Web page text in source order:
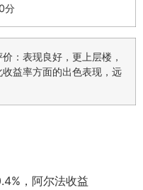
分
：表现良好，更上层楼，
益率方面的出色表现，远
，阿尔法收益